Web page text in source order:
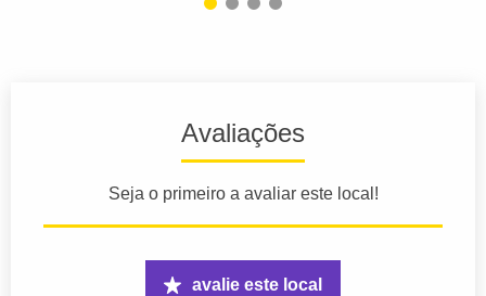
Avaliações
Seja o primeiro a avaliar este local!
avalie este local